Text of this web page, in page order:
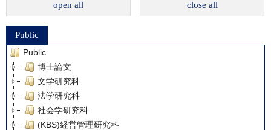
open all close all
Public
Public
博士論文
文学研究科
法学研究科
社会学研究科
(KBS)経営管理研究科